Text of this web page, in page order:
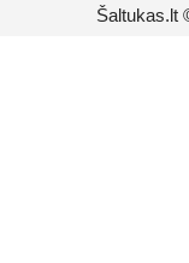
Šaltukas.lt